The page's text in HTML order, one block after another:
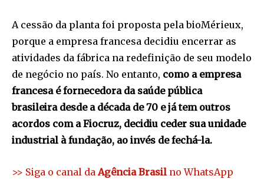
A cessão da planta foi proposta pela bioMérieux,
porque a empresa francesa decidiu encerrar as
atividades da fábrica na redefinição de seu modelo
de negócio no país. No entanto, como a empresa
francesa é fornecedora da saúde pública
brasileira desde a década de 70 e já tem outros
acordos com a Fiocruz, decidiu ceder sua unidade
industrial à fundação, ao invés de fechá-la.
>> Siga o canal daAgência Brasil no WhatsApp